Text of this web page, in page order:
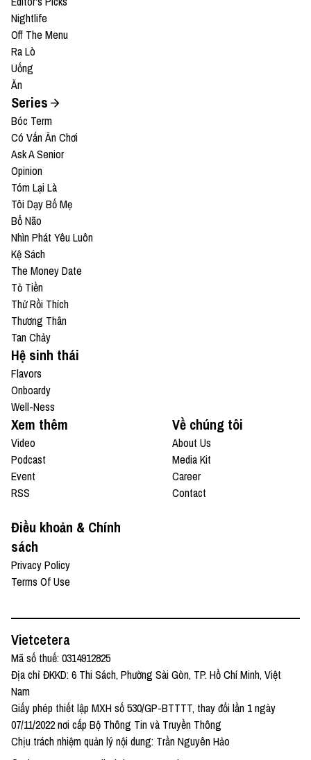
Nightlife
Off The Menu
Ra Lò
Uống
Ăn
Series
Bóc Term
Có Vấn Ăn Chơi
Ask A Senior
Opinion
Tóm Lại Là
Tôi Dạy Bố Mẹ
Bổ Não
Nhìn Phát Yêu Luôn
Kệ Sách
The Money Date
Tỏ Tiền
Thử Rồi Thích
Thương Thân
Tan Chảy
Hệ sinh thái
Flavors
Onboardy
Well-Ness
Xem thêm
Video
Podcast
Event
RSS
Về chúng tôi
About Us
Media Kit
Career
Contact
Điều khoản & Chính
sách
Privacy Policy
Terms Of Use
Vietcetera
Mã số thuế: 0314912825
Địa chỉ ĐKKD: 6 Thi Sách, Phường Sài Gòn, TP. Hồ Chí Minh, Việt
Nam
Giấy phép thiết lập MXH số 530/GP-BTTTT, thay đổi lần 1 ngày
07/11/2022 nơi cấp Bộ Thông Tin và Truyền Thông
Chịu trách nhiệm quản lý nội dung: Trần Nguyên Hảo